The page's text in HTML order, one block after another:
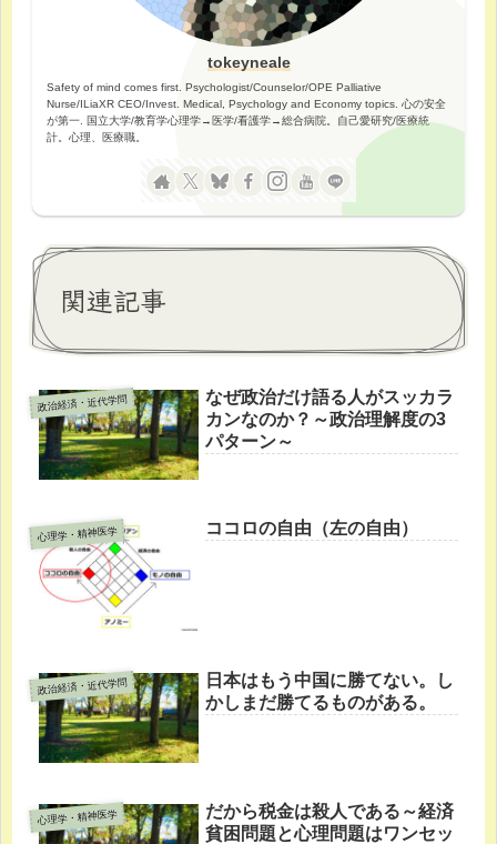
tokeyneale
Safety of mind comes first. Psychologist/Counselor/OPE Palliative
Nurse/ILiaXR CEO/Invest. Medical, Psychology and Economy topics. 心の安全
が第一. 国立大学/教育学心理学→医学/看護学→総合病院。自己愛研究/医療統
計。心理、医療職。
関連記事
政治経済・近代学問
なぜ政治だけ語る人がスッカラ
カンなのか？～政治理解度の3
パターン～
心理学・精神医学 ココロの自由（左の自由）
政治経済・近代学問
日本はもう中国に勝てない。し
かしまだ勝てるものがある。
心理学・精神医学
だから税金は殺人である～経済
貧困問題と心理問題はワンセッ